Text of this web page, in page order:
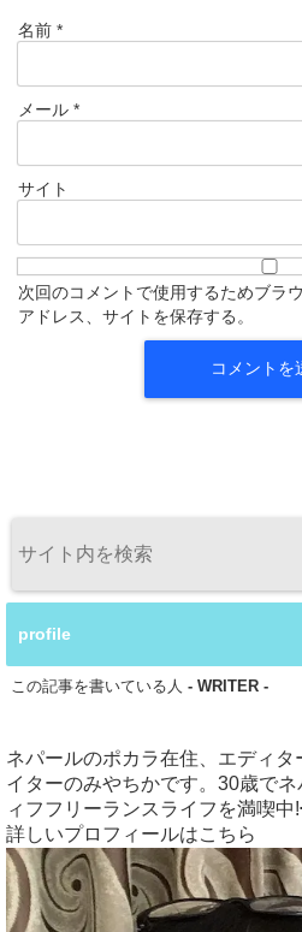
名前 *
メール *
サイト
次回のコメントで使用するためブラ
アドレス、サイトを保存する。
profile
この記事を書いている人 - WRITER -
ネパールのポカラ在住、エディ
イターのみやちかです。30歳で
ィフフリーランスライフを満喫中
詳しいプロフィールはこちら